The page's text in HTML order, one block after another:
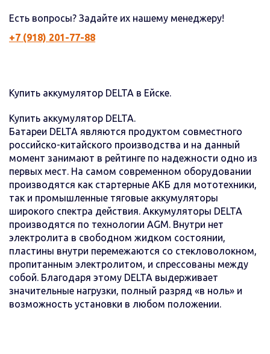
Есть вопросы? Задайте их нашему менеджеру!
+7 (918) 201-77-88
Купить аккумулятор DELTA в Ейске.
Купить аккумулятор DELTA.
Батареи DELTA являются продуктом совместного
российско-китайского производства и на данный
момент занимают в рейтинге по надежности одно из
первых мест. На самом современном оборудовании
производятся как стартерные АКБ для мототехники,
так и промышленные тяговые аккумуляторы
широкого спектра действия. Аккумуляторы DELTA
производятся по технологии AGM. Внутри нет
электролита в свободном жидком состоянии,
пластины внутри перемежаются со стекловолокном,
пропитанным электролитом, и спрессованы между
собой. Благодаря этому DELTA выдерживает
значительные нагрузки, полный разряд «в ноль» и
возможность установки в любом положении.